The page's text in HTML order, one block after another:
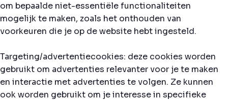
om bepaalde niet-essentiële functionaliteiten
mogelijk te maken, zoals het onthouden van
voorkeuren die je op de website hebt ingesteld.
Targeting/advertentiecookies: deze cookies worden
gebruikt om advertenties relevanter voor je te maken
en interactie met advertenties te volgen. Ze kunnen
ook worden gebruikt om je interesse in specifieke